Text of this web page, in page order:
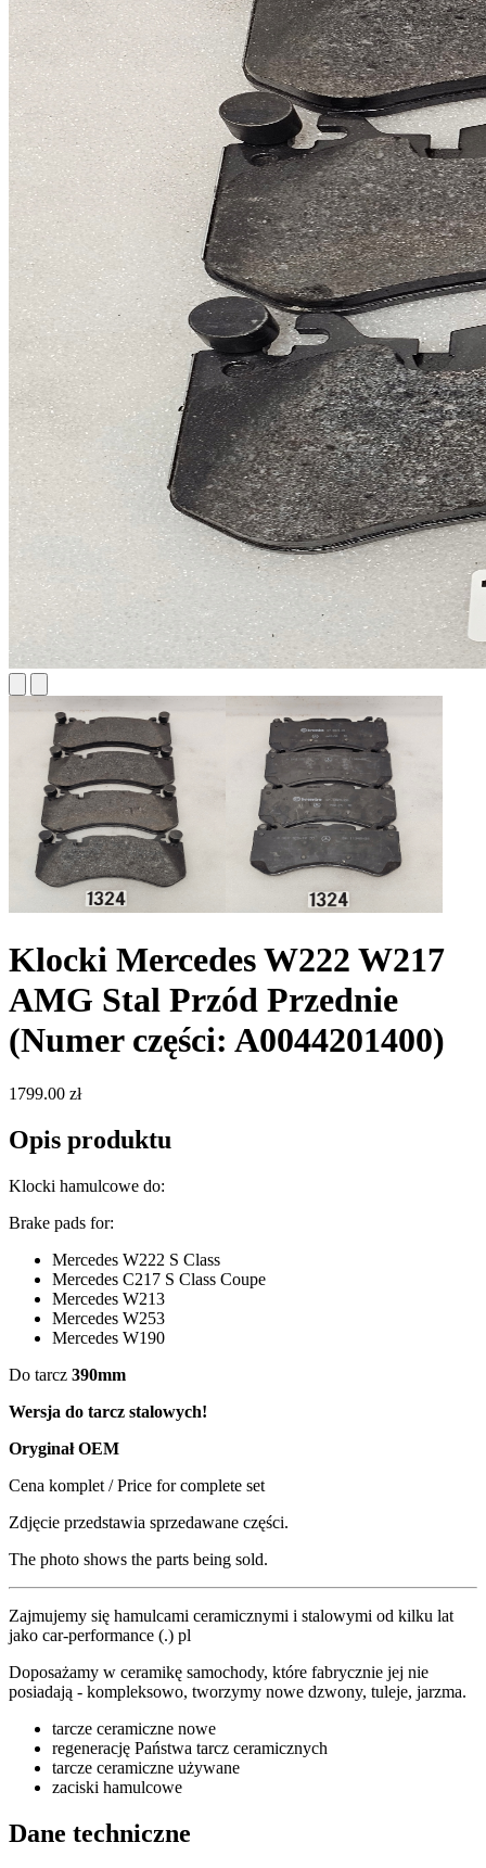
Klocki Mercedes W222 W217
AMG Stal Przód Przednie
(Numer części: A0044201400)
1799.00 zł
Opis produktu
Klocki hamulcowe do:
Brake pads for:
Mercedes W222 S Class
Mercedes C217 S Class Coupe
Mercedes W213
Mercedes W253
Mercedes W190
Do tarcz 390mm
Wersja do tarcz stalowych!
Oryginał OEM
Cena komplet / Price for complete set
Zdjęcie przedstawia sprzedawane części.
The photo shows the parts being sold.
Zajmujemy się hamulcami ceramicznymi i stalowymi od kilku lat
jako car-performance (.) pl
Doposażamy w ceramikę samochody, które fabrycznie jej nie
posiadają - kompleksowo, tworzymy nowe dzwony, tuleje, jarzma.
tarcze ceramiczne nowe
regenerację Państwa tarcz ceramicznych
tarcze ceramiczne używane
zaciski hamulcowe
Dane techniczne